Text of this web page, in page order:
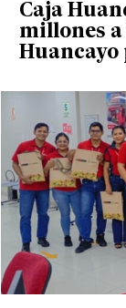
Caja
millones
Huancayo